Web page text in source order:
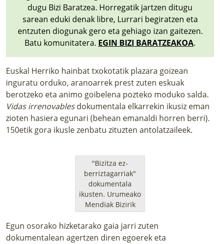
dugu Bizi Baratzea. Horregatik jartzen ditugu
sarean eduki denak libre, Lurrari begiratzen eta
entzuten diogunak gero eta gehiago izan gaitezen.
Batu komunitatera. EGIN BIZI BARATZEAKOA.
Euskal Herriko hainbat txokotatik plazara goizean
inguratu orduko, aranoarrek prest zuten eskuak
berotzeko eta animo goibelena pozteko moduko salda.
Vidas irrenovablesdokumentala elkarrekin ikusiz eman
zioten hasiera egunari (behean emanaldi horren berri).
150etik gora ikusle zenbatu zituzten antolatzaileek.
"Bizitza ez-
berriztagarriak"
dokumentala
ikusten. Urumeako
Mendiak Bizirik
Egun osorako hizketarako gaia jarri zuten
dokumentalean agertzen diren egoerek eta